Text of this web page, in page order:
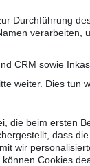
Durchführung
CRM sowie
weiter. Dies
beim ersten
dass
wir
Cookies